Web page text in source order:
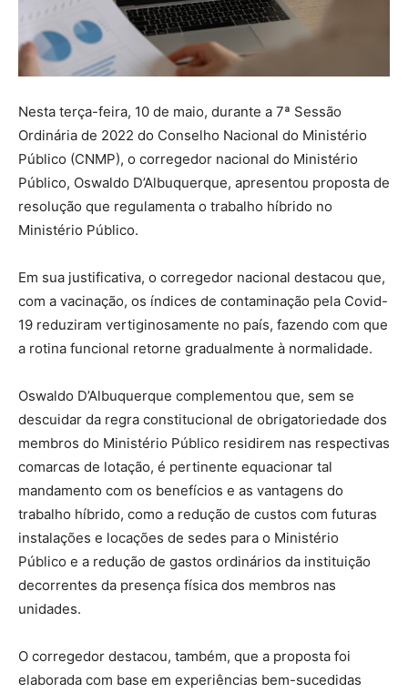
Nesta terça-feira, 10 de maio, durante a 7ª Sessão
Ordinária de 2022 do Conselho Nacional do Ministério
Público (CNMP), o corregedor nacional do Ministério
Público, Oswaldo D’Albuquerque, apresentou proposta de
resolução que regulamenta o trabalho híbrido no
Ministério Público.
Em sua justificativa, o corregedor nacional destacou que,
com a vacinação, os índices de contaminação pela Covid-
19 reduziram vertiginosamente no país, fazendo com que
a rotina funcional retorne gradualmente à normalidade.
Oswaldo D’Albuquerque complementou que, sem se
descuidar da regra constitucional de obrigatoriedade dos
membros do Ministério Público residirem nas respectivas
comarcas de lotação, é pertinente equacionar tal
mandamento com os benefícios e as vantagens do
trabalho híbrido, como a redução de custos com futuras
instalações e locações de sedes para o Ministério
Público e a redução de gastos ordinários da instituição
decorrentes da presença física dos membros nas
unidades.
O corregedor destacou, também, que a proposta foi
elaborada com base em experiências bem-sucedidas